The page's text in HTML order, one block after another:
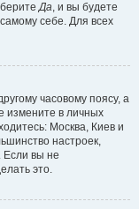
Да, и вы будете
себе. Для всех
часовому поясу, а
измените в личных
Москва, Киев и
настроек,
Если вы не
это.